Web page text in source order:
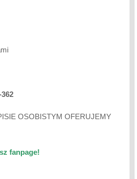
OSOBISTYM OFERUJEMY
fanpage!